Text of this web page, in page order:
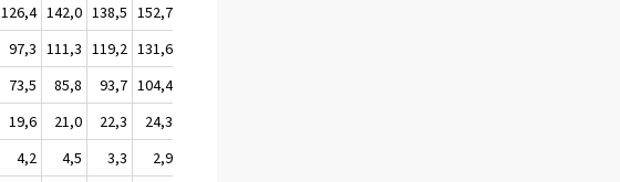
126,4 142,0 138,5 152,7
97,3 111,3 119,2 131,6
73,5 85,8 93,7 104,4
19,6 21,0 22,3 24,3
4,2 4,5 3,3 2,9